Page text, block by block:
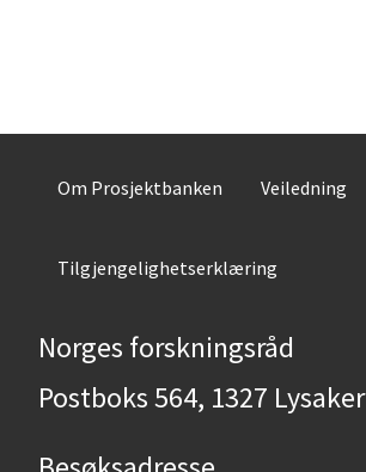
Om Prosjektbanken Veiledning
Tilgjengelighetserklæring
Norges forskningsråd
Postboks 564, 1327 Lysaker